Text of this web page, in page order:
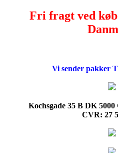
Fri fragt ved
Vi sender pakker
Kochsgade 35 B DK 5000
CVR: 27